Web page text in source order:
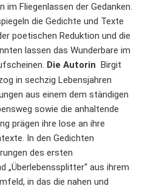
im Fliegenlassen der Gedanken.
die Gedichte und Texte
poetischen Reduktion und die
lassen das Wunderbare im
Die Autorin Birgit
in sechzig Lebensjahren
aus einem dem ständigen
sowie die anhaltende
prägen ihre lose an ihre
In den Gedichten
des ersten
„Überlebenssplitter“ aus ihrem
in das die nahen und